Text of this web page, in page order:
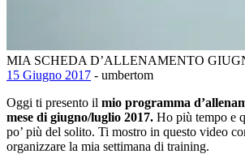
MIA SCHEDA D’ALLENAMENTO
15 Giugno 2017 - umbertom
Oggi ti presento il mio programma
mese di giugno/luglio 2017. Ho più tempo e
po’ più del solito. Ti mostro in questo video
organizzare la mia settimana di training.